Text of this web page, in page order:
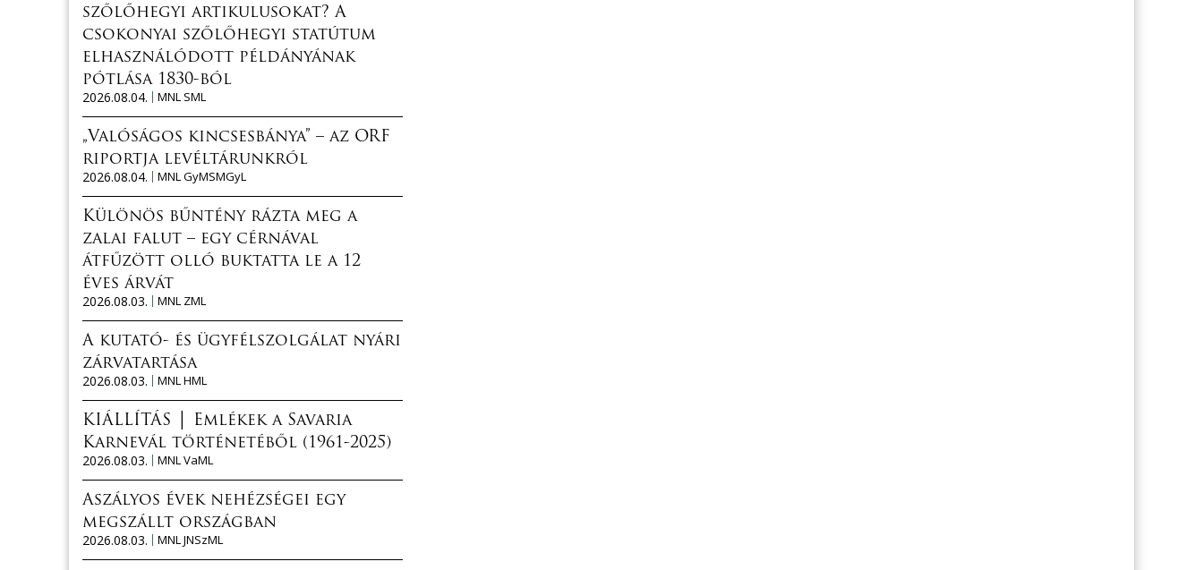
szőlőhegyi artikulusokat? A
csokonyai szőlőhegyi statútum
elhasználódott példányának
pótlása 1830-ból
2026.08.04.
MNL SML
„Valóságos kincsesbánya” – az ORF
riportja levéltárunkról
2026.08.04.
MNL GyMSMGyL
Különös bűntény rázta meg a
zalai falut – egy cérnával
átfűzött olló buktatta le a 12
éves árvát
2026.08.03.
MNL ZML
A kutató- és ügyfélszolgálat nyári
zárvatartása
2026.08.03.
MNL HML
KIÁLLÍTÁS │ Emlékek a Savaria
Karnevál történetéből (1961-2025)
2026.08.03.
MNL VaML
Aszályos évek nehézségei egy
megszállt országban
2026.08.03.
MNL JNSzML